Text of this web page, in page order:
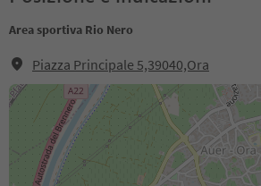
Area sportiva Rio Nero
Piazza Principale 5,39040,Ora